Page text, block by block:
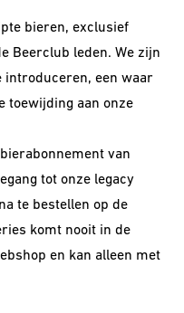
bieren, exclusief
Beerclub leden. We zijn
introduceren, een waar
toewijding aan onze
bierabonnement van
tot onze legacy
te bestellen op de
komt nooit in de
en kan alleen met